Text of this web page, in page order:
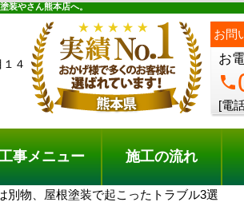
装やさん熊本店へ。
４
お問
お
phone
[電
料金プラン 無料点検
事メニュー 施工の流れ
別物、屋根塗装で起こったトラブル3選